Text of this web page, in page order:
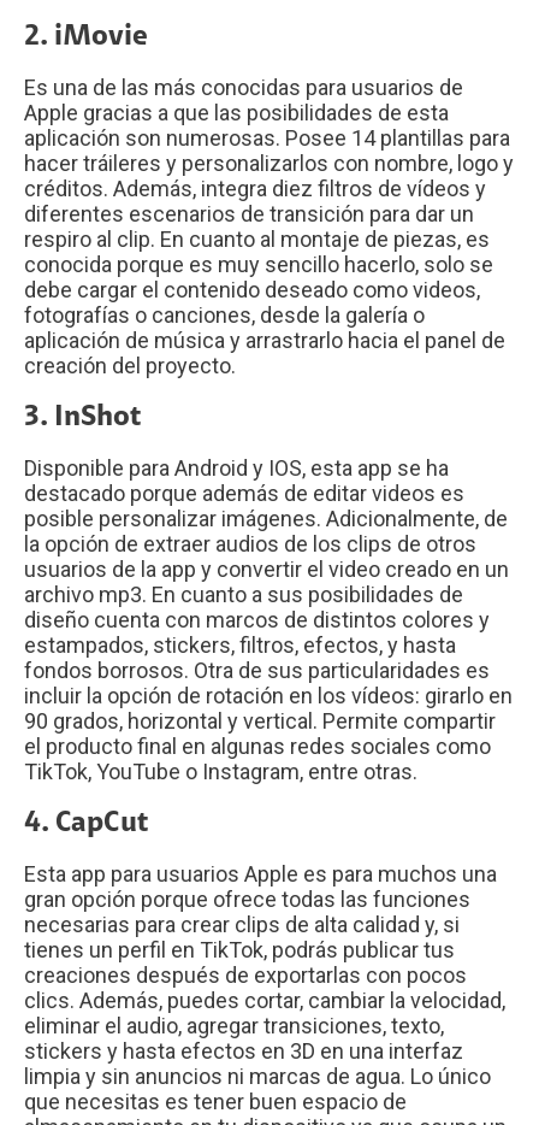
2. iMovie
Es una de las más conocidas para usuarios de
Apple gracias a que las posibilidades de esta
aplicación son numerosas. Posee 14 plantillas para
hacer tráileres y personalizarlos con nombre, logo y
créditos. Además, integra diez filtros de vídeos y
diferentes escenarios de transición para dar un
respiro al clip. En cuanto al montaje de piezas, es
conocida porque es muy sencillo hacerlo, solo se
debe cargar el contenido deseado como videos,
fotografías o canciones, desde la galería o
aplicación de música y arrastrarlo hacia el panel de
creación del proyecto.
3. InShot
Disponible para Android y IOS, esta app se ha
destacado porque además de editar videos es
posible personalizar imágenes. Adicionalmente, de
la opción de extraer audios de los clips de otros
usuarios de la app y convertir el video creado en un
archivo mp3. En cuanto a sus posibilidades de
diseño cuenta con marcos de distintos colores y
estampados, stickers, filtros, efectos, y hasta
fondos borrosos. Otra de sus particularidades es
incluir la opción de rotación en los vídeos: girarlo en
90 grados, horizontal y vertical. Permite compartir
el producto final en algunas redes sociales como
TikTok, YouTube o Instagram, entre otras.
4. CapCut
Esta app para usuarios Apple es para muchos una
gran opción porque ofrece todas las funciones
necesarias para crear clips de alta calidad y, si
tienes un perfil en TikTok, podrás publicar tus
creaciones después de exportarlas con pocos
clics. Además, puedes cortar, cambiar la velocidad,
eliminar el audio, agregar transiciones, texto,
stickers y hasta efectos en 3D en una interfaz
limpia y sin anuncios ni marcas de agua. Lo único
que necesitas es tener buen espacio de